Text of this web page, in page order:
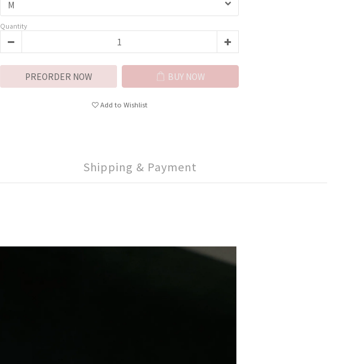
Quantity
PREORDER NOW BUY NOW
Add to Wishlist
Shipping & Payment